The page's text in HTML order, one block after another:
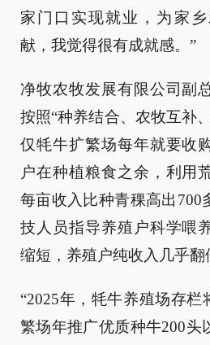
家门口实现就业，为家
献，我觉得很有成就感。”
净牧农牧发展有限公司副
按照“种养结合、农牧互补
仅牦牛扩繁场每年就要收
户在种植粮食之余，利用
每亩收入比种青稞高出700
技人员指导养殖户科学喂
缩短，养殖户纯收入几乎翻
“2025年，牦牛养殖场存栏
繁场年推广优质种牛200头